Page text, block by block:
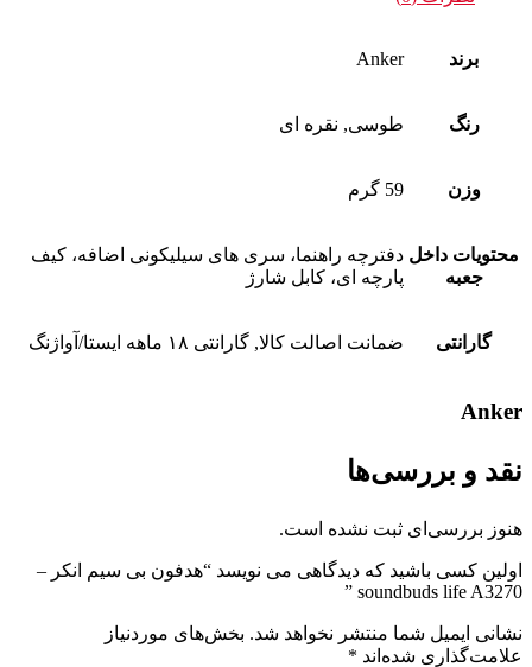
برند Anker
رنگ طوسی, نقره ای
وزن 59 گرم
محتویات داخل
جعبه
دفترچه راهنما، سری های سیلیکونی اضافه، کیف
پارچه ای، کابل شارژ
گارانتی ضمانت اصالت کالا, گارانتی ۱۸ ماهه ایستا/آواژنگ
Anker
نقد و بررسی‌ها
هنوز بررسی‌ای ثبت نشده است.
اولین کسی باشید که دیدگاهی می نویسد “هدفون بی سیم انکر –
soundbuds life A3270 ”
نشانی ایمیل شما منتشر نخواهد شد. بخش‌های موردنیاز
علامت‌گذاری شده‌اند *